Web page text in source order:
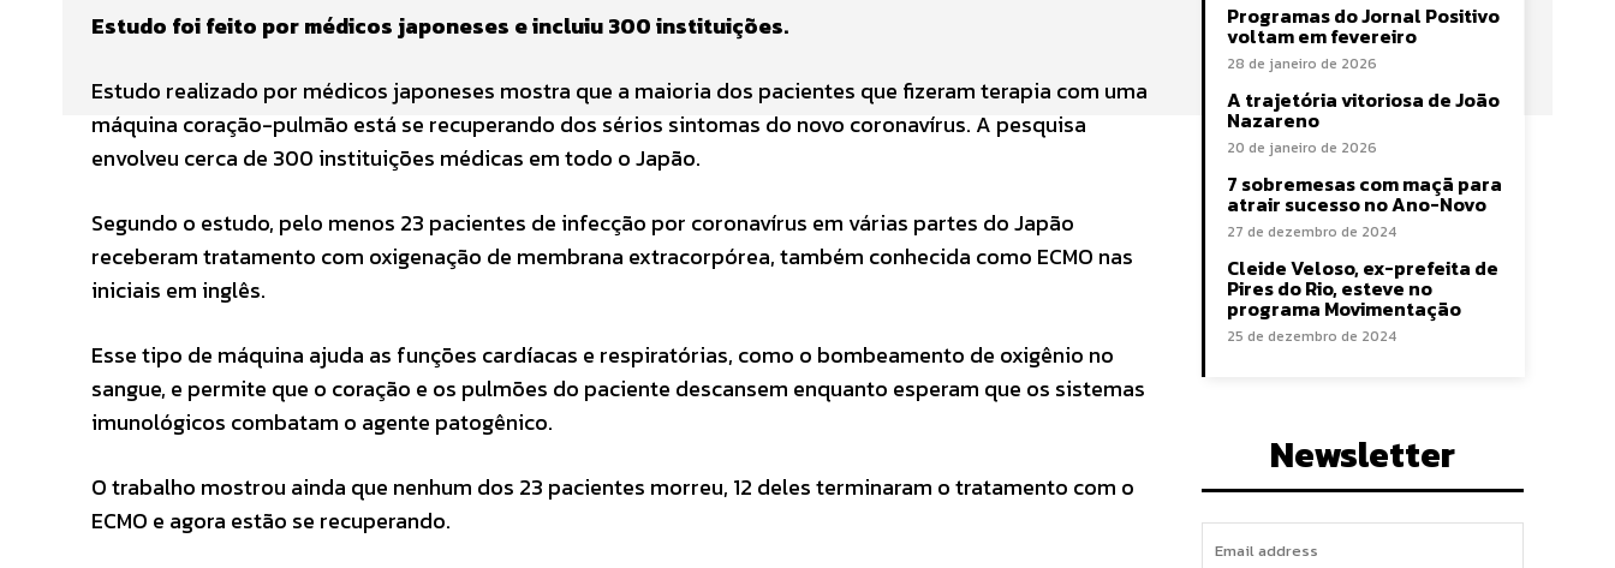
Estudo foi feito por médicos japoneses e incluiu 300 instituições.
Estudo realizado por médicos japoneses mostra que a maioria dos pacientes que fizeram terapia com uma
máquina coração-pulmão está se recuperando dos sérios sintomas do novo coronavírus. A pesquisa
envolveu cerca de 300 instituições médicas em todo o Japão.
Segundo o estudo, pelo menos 23 pacientes de infecção por coronavírus em várias partes do Japão
receberam tratamento com oxigenação de membrana extracorpórea, também conhecida como ECMO nas
iniciais em inglês.
Esse tipo de máquina ajuda as funções cardíacas e respiratórias, como o bombeamento de oxigênio no
sangue, e permite que o coração e os pulmões do paciente descansem enquanto esperam que os sistemas
imunológicos combatam o agente patogênico.
O trabalho mostrou ainda que nenhum dos 23 pacientes morreu, 12 deles terminaram o tratamento com o
ECMO e agora estão se recuperando.
Programas do Jornal Positivo
voltam em fevereiro
28 de janeiro de 2026
A trajetória vitoriosa de João
Nazareno
20 de janeiro de 2026
7 sobremesas com maçã para
atrair sucesso no Ano-Novo
27 de dezembro de 2024
Cleide Veloso, ex-prefeita de
Pires do Rio, esteve no
programa Movimentação
25 de dezembro de 2024
Newsletter